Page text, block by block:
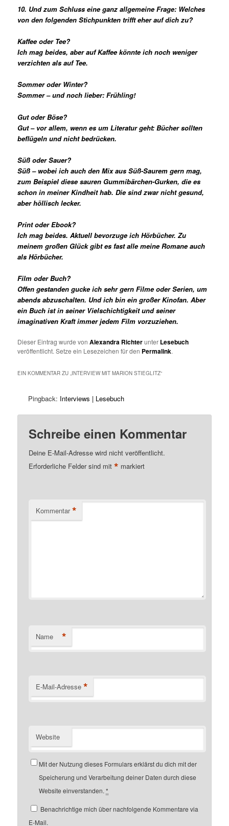
10. Und zum Schluss eine ganz allgemeine Frage: Welches
von den folgenden Stichpunkten trifft eher auf dich zu?
Kaffee oder Tee?
Ich mag beides, aber auf Kaffee könnte ich noch weniger
verzichten als auf Tee.
Sommer oder Winter?
Sommer – und noch lieber: Frühling!
Gut oder Böse?
Gut – vor allem, wenn es um Literatur geht: Bücher sollten
beflügeln und nicht bedrücken.
Süß oder Sauer?
Süß – wobei ich auch den Mix aus Süß-Saurem gern mag,
zum Beispiel diese sauren Gummibärchen-Gurken, die es
schon in meiner Kindheit hab. Die sind zwar nicht gesund,
aber höllisch lecker.
Print oder Ebook?
Ich mag beides. Aktuell bevorzuge ich Hörbücher. Zu
meinem großen Glück gibt es fast alle meine Romane auch
als Hörbücher.
Film oder Buch?
Offen gestanden gucke ich sehr gern Filme oder Serien, um
abends abzuschalten. Und ich bin ein großer Kinofan. Aber
ein Buch ist in seiner Vielschichtigkeit und seiner
imaginativen Kraft immer jedem Film vorzuziehen.
Dieser Eintrag wurde vonAlexandra Richterunter Lesebuch
veröffentlicht. Setze ein Lesezeichen für den Permalink.
EIN KOMMENTAR ZU „INTERVIEW MIT MARION STIEGLITZ“
Pingback: Interviews | Lesebuch
Schreibe einen Kommentar
Deine E-Mail-Adresse wird nicht veröffentlicht.
Erforderliche Felder sind mit* markiert
Kommentar *
Name *
E-Mail-Adresse *
Website
Mit der Nutzung dieses Formulars erklärst du dich mit der
Speicherung und Verarbeitung deiner Daten durch diese
Website einverstanden.*
Benachrichtige mich über nachfolgende Kommentare via
E-Mail.